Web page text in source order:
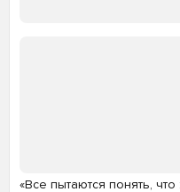
«Все пытаются понять,